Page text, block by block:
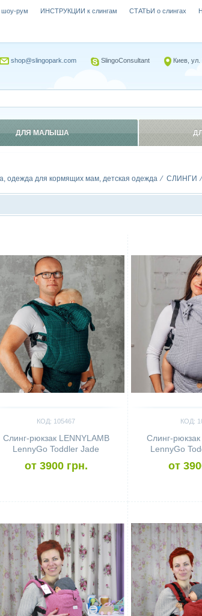
одежда для кормящих мам, детская одежда СЛИНГИ
КОД: 105467
Слинг-рюкзак LENNYLAMB
LennyGo Toddler Jade
от 3900 грн.
КОД:
Слинг-
LennyGo
от
рум ИНСТРУКЦИИ к слингам СТАТЬИ о слингах
shop@slingopark.com SlingoConsultant Киев,
ДЛЯ МАЛЫША